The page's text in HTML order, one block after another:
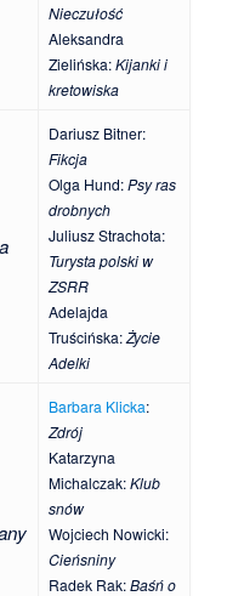
Nieczułość
Aleksandra
Zielińska:Kijanki i
kretowiska
Dariusz Bitner:
Fikcja
Olga Hund:Psy ras
drobnych
Juliusz Strachota:
Turysta polski w
ZSRR
Adelajda
Truścińska:Życie
Adelki
Barbara Klicka:
Zdrój
Katarzyna
Michalczak:Klub
snów
Wojciech Nowicki:
Cieńsniny
Radek Rak:Baśń o